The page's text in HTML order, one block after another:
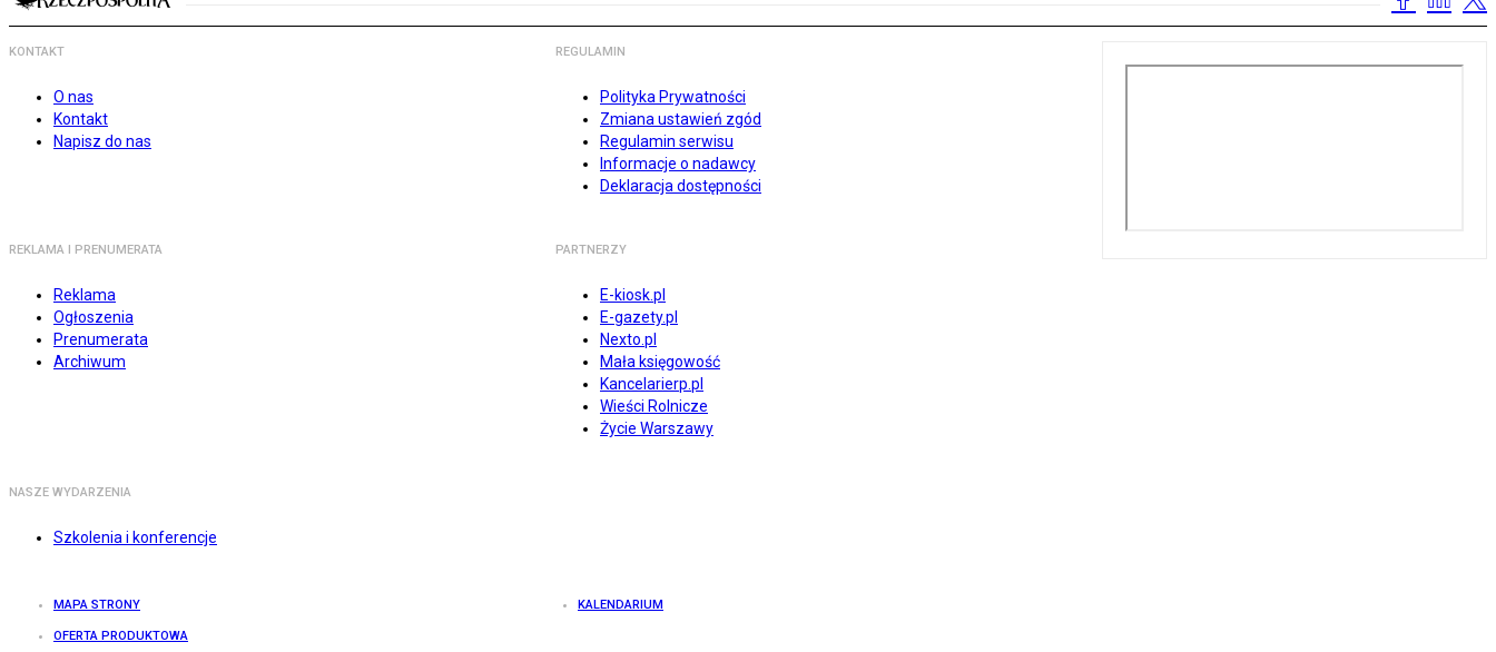
KONTAKT
O nas
Kontakt
Napisz do nas
REGULAMIN
Polityka Prywatności
Zmiana ustawień zgód
Regulamin serwisu
Informacje o nadawcy
Deklaracja dostępności
REKLAMA I PRENUMERATA
Reklama
Ogłoszenia
Prenumerata
Archiwum
PARTNERZY
E-kiosk.pl
E-gazety.pl
Nexto.pl
Mała księgowość
Kancelarierp.pl
Wieści Rolnicze
Życie Warszawy
NASZE WYDARZENIA
Szkolenia i konferencje
MAPA STRONY KALENDARIUM
OFERTA PRODUKTOWA